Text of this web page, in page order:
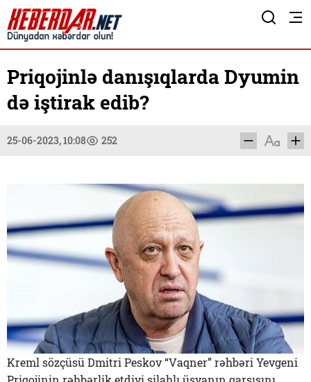
Priqojinlə danışıqlarda Dyumin
də iştirak edib?
25-06-2023, 10:08 252
Kreml sözçüsü Dmitri Peskov “Vaqner” rəhbəri Yevgeni